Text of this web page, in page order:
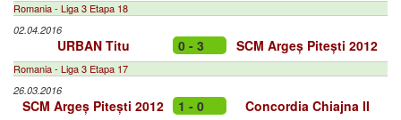
Romania - Liga 3 Etapa 18
02.04.2016
URBAN Titu 0 - 3 SCM Argeș Pitești 2012
Romania - Liga 3 Etapa 17
26.03.2016
SCM Argeș Pitești 2012 1 - 0 Concordia Chiajna II